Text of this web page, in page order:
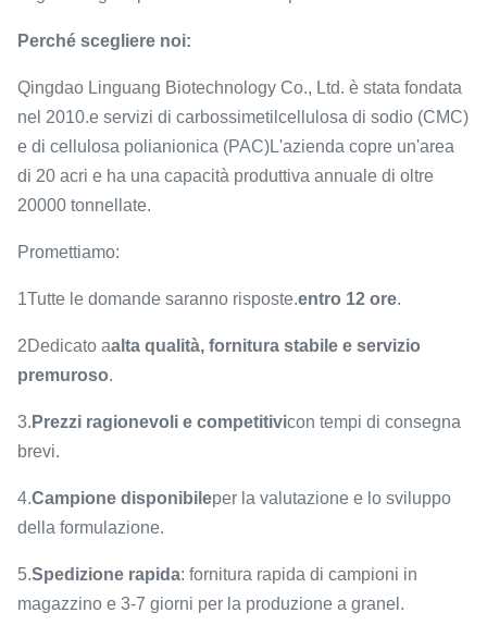
Perché scegliere noi:
Qingdao Linguang Biotechnology Co., Ltd. è stata fondata
nel 2010.e servizi di carbossimetilcellulosa di sodio (CMC)
e di cellulosa polianionica (PAC)L'azienda copre un'area
di 20 acri e ha una capacità produttiva annuale di oltre
20000 tonnellate.
Promettiamo:
1Tutte le domande saranno risposte.entro 12 ore.
2Dedicato aalta qualità, fornitura stabile e servizio
premuroso.
3. Prezzi ragionevoli e competitivicon tempi di consegna
brevi.
4.Campione disponibileper la valutazione e lo sviluppo
della formulazione.
5.Spedizione rapida: fornitura rapida di campioni in
magazzino e 3-7 giorni per la produzione a granel.